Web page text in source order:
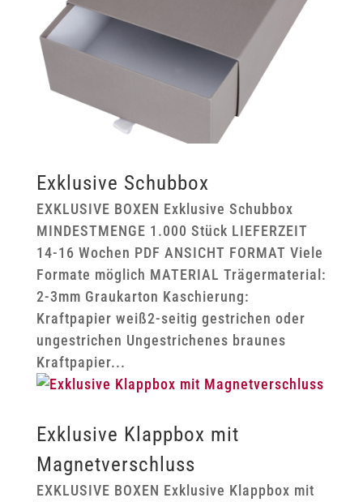
Exklusive Schubbox
EXKLUSIVE BOXEN Exklusive Schubbox
MINDESTMENGE 1.000 Stück LIEFERZEIT
14-16 Wochen PDF ANSICHT FORMAT Viele
Formate möglich MATERIAL Trägermaterial:
2-3mm Graukarton Kaschierung:
Kraftpapier weiß2-seitig gestrichen oder
ungestrichen Ungestrichenes braunes
Kraftpapier...
Exklusive Klappbox mit
Magnetverschluss
EXKLUSIVE BOXEN Exklusive Klappbox mit